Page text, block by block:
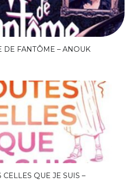
DE FANTÔME – ANOUK
QUE JE SUIS –